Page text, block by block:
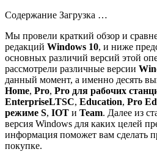
Содержание Загрузка …
Мы провели краткий обзор и
редакций Windows 10, и ниже
основных различий версий этой
рассмотрели различные версии
данный момент, а именно десять
Home, Pro, Pro для рабочих
EnterpriseLTSC, Education, Pro
режиме S, IOT и Team. Далее из
версия Windows для каких целей
информация поможет вам сделать
покупке.